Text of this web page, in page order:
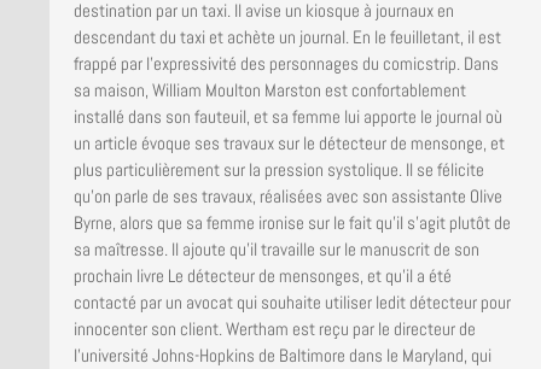
destination par un taxi. Il avise un kiosque à journaux en
descendant du taxi et achète un journal. En le feuilletant, il est
frappé par l’expressivité des personnages du comicstrip. Dans
sa maison, William Moulton Marston est confortablement
installé dans son fauteuil, et sa femme lui apporte le journal où
un article évoque ses travaux sur le détecteur de mensonge, et
plus particulièrement sur la pression systolique. Il se félicite
qu’on parle de ses travaux, réalisées avec son assistante Olive
Byrne, alors que sa femme ironise sur le fait qu’il s’agit plutôt de
sa maîtresse. Il ajoute qu’il travaille sur le manuscrit de son
prochain livre Le détecteur de mensonges, et qu’il a été
contacté par un avocat qui souhaite utiliser ledit détecteur pour
innocenter son client. Wertham est reçu par le directeur de
l’université Johns-Hopkins de Baltimore dans le Maryland, qui